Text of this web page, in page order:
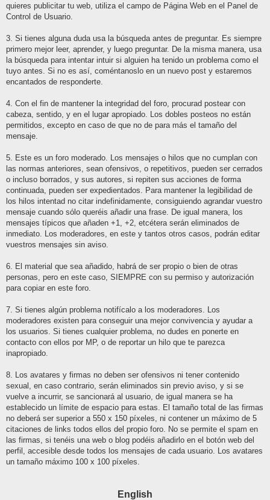
quieres publicitar tu web, utiliza el campo de Página Web en el Panel de
Control de Usuario.
3. Si tienes alguna duda usa la búsqueda antes de preguntar. Es siempre
primero mejor leer, aprender, y luego preguntar. De la misma manera, usa
la búsqueda para intentar intuir si alguien ha tenido un problema como el
tuyo antes. Si no es así, coméntanoslo en un nuevo post y estaremos
encantados de responderte.
4. Con el fin de mantener la integridad del foro, procurad postear con
cabeza, sentido, y en el lugar apropiado. Los dobles posteos no están
permitidos, excepto en caso de que no de para más el tamaño del
mensaje.
5. Este es un foro moderado. Los mensajes o hilos que no cumplan con
las normas anteriores, sean ofensivos, o repetitivos, pueden ser cerrados
o incluso borrados, y sus autores, si repiten sus acciones de forma
continuada, pueden ser expedientados. Para mantener la legibilidad de
los hilos intentad no citar indefinidamente, consiguiendo agrandar vuestro
mensaje cuando sólo queréis añadir una frase. De igual manera, los
mensajes típicos que añaden +1, +2, etcétera serán eliminados de
inmediato. Los moderadores, en este y tantos otros casos, podrán editar
vuestros mensajes sin aviso.
6. El material que sea añadido, habrá de ser propio o bien de otras
personas, pero en este caso, SIEMPRE con su permiso y autorización
para copiar en este foro.
7. Si tienes algún problema notifícalo a los moderadores. Los
moderadores existen para conseguir una mejor convivencia y ayudar a
los usuarios. Si tienes cualquier problema, no dudes en ponerte en
contacto con ellos por MP, o de reportar un hilo que te parezca
inapropiado.
8. Los avatares y firmas no deben ser ofensivos ni tener contenido
sexual, en caso contrario, serán eliminados sin previo aviso, y si se
vuelve a incurrir, se sancionará al usuario, de igual manera se ha
establecido un límite de espacio para estas. El tamaño total de las firmas
no deberá ser superior a 550 x 150 píxeles, ni contener un máximo de 5
citaciones de links todos ellos del propio foro. No se permite el spam en
las firmas, si tenéis una web o blog podéis añadirlo en el botón web del
perfil, accesible desde todos los mensajes de cada usuario. Los avatares
un tamaño máximo 100 x 100 píxeles.
English